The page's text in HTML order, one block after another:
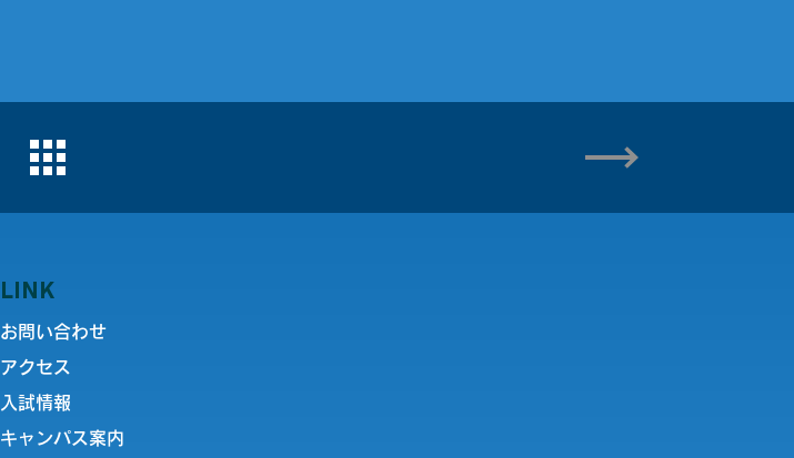
LINK
お問い合わせ
アクセス
入試情報
キャンパス案内